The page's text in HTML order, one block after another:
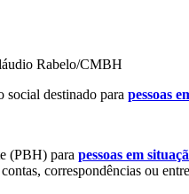
Rabelo/CMBH
social destinado para pessoas
(PBH) para pessoas em
correspondências ou